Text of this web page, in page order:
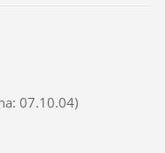
07.10.04)